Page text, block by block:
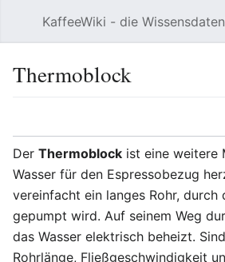
KaffeeWiki - die
Thermoblock
Der Thermoblock ist eine weitere
Wasser für den Espressobezug
vereinfacht ein langes Rohr, durch
gepumpt wird. Auf seinem Weg
das Wasser elektrisch beheizt.
Rohrlänge, Fließgeschwindigkeit